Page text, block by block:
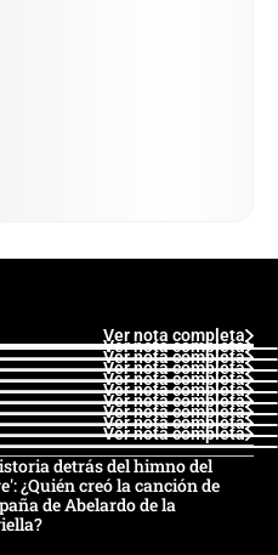
Ver nota completa
Ver nota completa
Ver nota completa
Ver nota completa
Ver nota completa
Ver nota completa
Ver nota completa
Ver nota completa
Ver nota completa
Ver nota completa
detrás del himno del
¿Quién creó la canción de
de Abelardo de la